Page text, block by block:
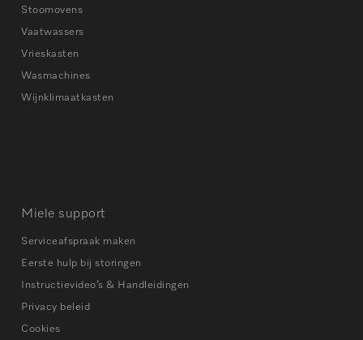
Stoomovens
Vaatwassers
Vrieskasten
Wasmachines
Wijnklimaatkasten
Miele support
Serviceafspraak maken
Eerste hulp bij storingen
Instructievideo’s & Handleidingen
Privacy beleid
Cookies